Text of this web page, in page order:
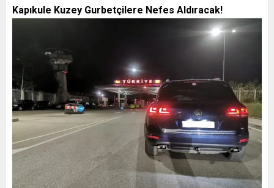
Kapıkule Kuzey Gurbetçilere Nefes Aldıracak!